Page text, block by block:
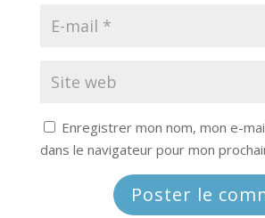
Enregistrer mon nom, mon e-
dans le navigateur pour mon